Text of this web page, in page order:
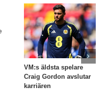
VM:s äldsta spelare
Craig Gordon avslutar
karriären